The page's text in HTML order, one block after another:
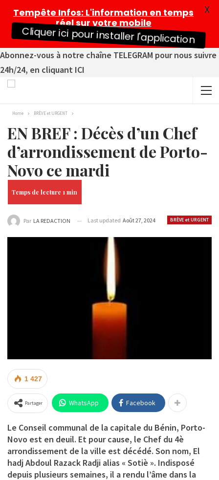
Abonnez-vous à notre chaîne TELEGRAM pour nous suivre
24h/24, en cliquant ICI
Home BRÈVE et URGENT
EN BREF : Décès d’un Chef
d’arrondissement de Porto-
Novo ce mardi
BRÈVE et URGENT
Par LA REDACTION Last updated Août 27, 2024
1 427
Partager WhatsApp Facebook
Le Conseil communal de la capitale du Bénin, Porto-
Novo est en deuil. Et pour cause, le Chef du 4è
arrondissement de la ville est décédé. Son nom, El
hadjAbdoul Razack Radji alias « Sotiè ». Indisposé
depuis plusieurs semaines, il a rendu l’âme dans la
Tempête Infos: L'information en temps
réel sur votre mobile
Cliquer ici pour installer l'application
X